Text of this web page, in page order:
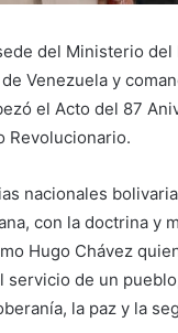
del Ministerio
Venezuela y
el Acto del 87
Revolucionario.
nacionales
con la doctrina y
Hugo Chávez
servicio de un
la paz y la